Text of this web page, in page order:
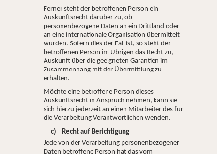
Ferner steht der betroffenen Person ein
Auskunftsrecht darüber zu, ob
personenbezogene Daten an ein Drittland oder
an eine internationale Organisation übermittelt
wurden. Sofern dies der Fall ist, so steht der
betroffenen Person im Übrigen das Recht zu,
Auskunft über die geeigneten Garantien im
Zusammenhang mit der Übermittlung zu
erhalten.
Möchte eine betroffene Person dieses
Auskunftsrecht in Anspruch nehmen, kann sie
sich hierzu jederzeit an einen Mitarbeiter des für
die Verarbeitung Verantwortlichen wenden.
c) Recht auf Berichtigung
Jede von der Verarbeitung personenbezogener
Daten betroffene Person hat das vom